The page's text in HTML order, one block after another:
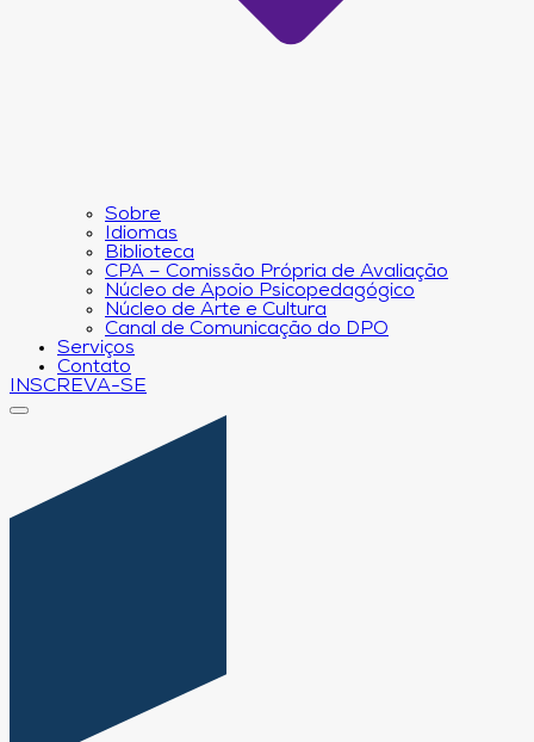
Sobre
Idiomas
Biblioteca
CPA – Comissão Própria de Avaliação
Núcleo de Apoio Psicopedagógico
Núcleo de Arte e Cultura
Canal de Comunicação do DPO
Serviços
Contato
INSCREVA-SE